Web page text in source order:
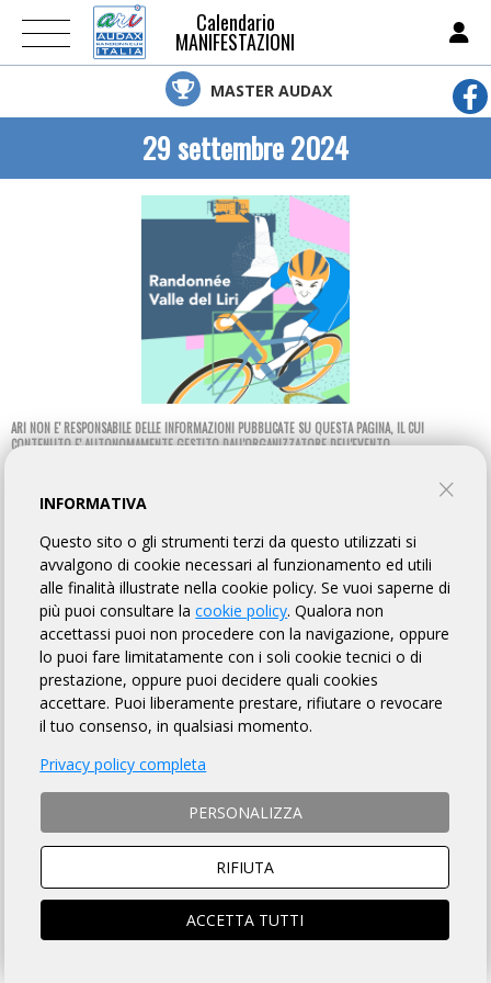
Calendario
MANIFESTAZIONI
MASTER AUDAX
29 settembre 2024
ARI NON E' RESPONSABILE DELLE INFORMAZIONI PUBBLICATE SU QUESTA PAGINA, IL CUI
CONTENUTO E' AUTONOMAMENTE GESTITO DALL'ORGANIZZATORE DELL'EVENTO.
RANDONNÉE VALLE DEL LIRI LIRIS 300
CICLISTICA ISOLA LIRI - LEONE TEAM
TORNA AL BREVETTO
REGOLAMENTO
CICLISTICA ISOLA DEL LIRI - LEONE TEAM organizza per il
giorno 29/09/2024 la Randonnée "Randonnée Valle del Liri Liris
300" avente Km 301 di lunghezza, per l'acquisizione del relativo
brevetto, la cuiDESCRIZIONE che è fatto OBBLIGO a ciascun
, si trova sulla pagina web a
INFORMATIVA
Questo sito o gli strumenti terzi da questo utilizzati si
avvalgono di cookie necessari al funzionamento ed utili
alle finalità illustrate nella cookie policy. Se vuoi saperne di
più puoi consultare lacookie policy. Qualora non
accettassi puoi non procedere con la navigazione, oppure
lo puoi fare limitatamente con i soli cookie tecnici o di
prestazione, oppure puoi decidere quali cookies
accettare. Puoi liberamente prestare, rifiutare o revocare
il tuo consenso, in qualsiasi momento.
Privacy policy completa
PERSONALIZZA
RIFIUTA
ACCETTA TUTTI